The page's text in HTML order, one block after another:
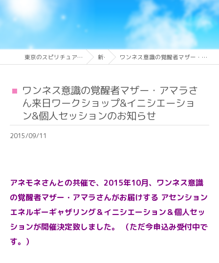
東京のスピリチュアルならスピリチュアルヒーリングセンター ビラブド 新着情報 ワンネス意識の覚醒者マザー・アマラさん来日ワークショップ&イニシエーション&個人セッションのお知らせ
ワンネス意識の覚醒者マザー・アマラさ
ん来日ワークショップ&イニシエーショ
ン&個人セッションのお知らせ
2015/09/11
アネモネさんとの共催で、2015年10月、ワンネス意識
の覚醒者マザー・アマラさんがお届けする アセンション
エネルギーギャザリング＆イニシエーション＆個人セッ
ションが開催決定致しました。 （ただ今申込み受付中で
す。）